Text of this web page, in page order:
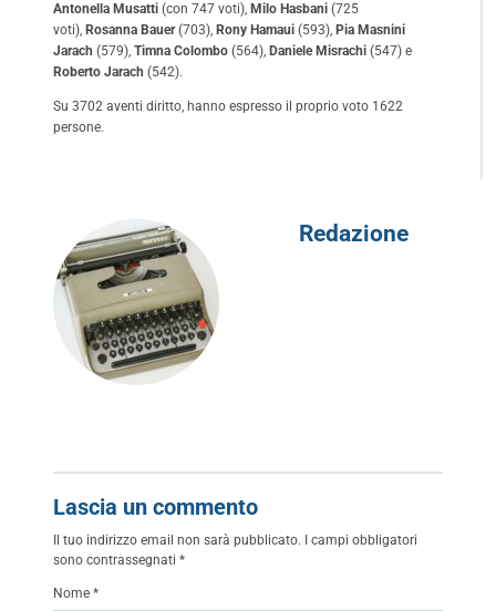
Antonella Musatti (con 747 voti), Milo Hasbani (725
voti), Rosanna Bauer(703), Rony Hamaui (593), Pia Masnini
Jarach (579), Timna Colombo (564), Daniele Misrachi (547) e
Roberto Jarach (542).
Su 3702 aventi diritto, hanno espresso il proprio voto 1622
persone.
Redazione
Lascia un commento
Il tuo indirizzo email non sarà pubblicato.
I campi obbligatori
sono contrassegnati *
Nome *